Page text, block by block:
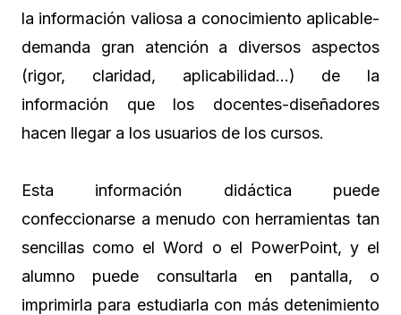
la información valiosa a conocimiento aplicable-
demanda gran atención a diversos aspectos
(rigor, claridad, aplicabilidad…) de la
información que los docentes-diseñadores
hacen llegar a los usuarios de los cursos.
Esta información didáctica puede
confeccionarse a menudo con herramientas tan
sencillas como el Word o el PowerPoint, y el
alumno puede consultarla en pantalla, o
imprimirla para estudiarla con más detenimiento